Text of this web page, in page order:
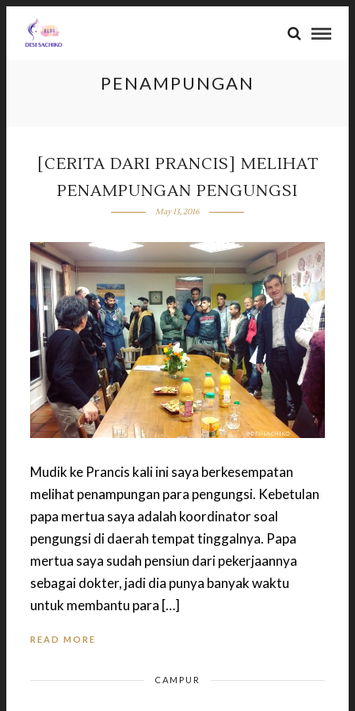
PENAMPUNGAN
[CERITA DARI PRANCIS] MELIHAT
PENAMPUNGAN PENGUNGSI
May 13, 2016
Mudik ke Prancis kali ini saya berkesempatan
melihat penampungan para pengungsi. Kebetulan
papa mertua saya adalah koordinator soal
pengungsi di daerah tempat tinggalnya. Papa
mertua saya sudah pensiun dari pekerjaannya
sebagai dokter, jadi dia punya banyak waktu
untuk membantu para […]
READ MORE
CAMPUR